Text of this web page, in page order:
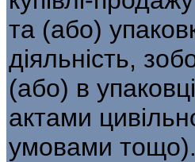
та (або)
діяльність,
(або) в
актами
умовами тощо).